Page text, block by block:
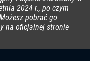
2024 r., po czym
pobrać go
na oficjalnej stronie